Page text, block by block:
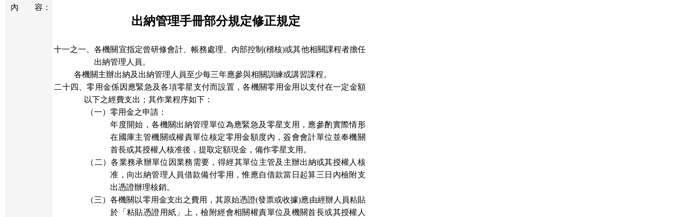
內 容：
出納管理手冊部分規定修正規定
十一之一、各機關宜指定曾研修會計、帳務處理、內部控制(稽核)或其他相關課程者擔任
出納管理人員。
各機關主辦出納及出納管理人員至少每三年應參與相關訓練或講習課程。
二十四、零用金係因應緊急及各項零星支付而設置，各機關零用金用以支付在一定金額
以下之經費支出；其作業程序如下：
（一）零用金之申請：
年度開始，各機關出納管理單位為應緊急及零星支用，應參酌實際情形
在國庫主管機關或權責單位核定零用金額度內，簽會會計單位並奉機關
首長或其授權人核准後，提取定額現金，備作零星支用。
（二）各業務承辦單位因業務需要，得經其單位主管及主辦出納或其授權人核
准，向出納管理人員借款備付零用，惟應自借款當日起算三日內檢附支
出憑證辦理核銷。
（三）各機關以零用金支出之費用，其原始憑證(發票或收據)應由經辦人員粘貼
於「粘貼憑證用紙」上，檢附經會相關權責單位及機關首長或其授權人